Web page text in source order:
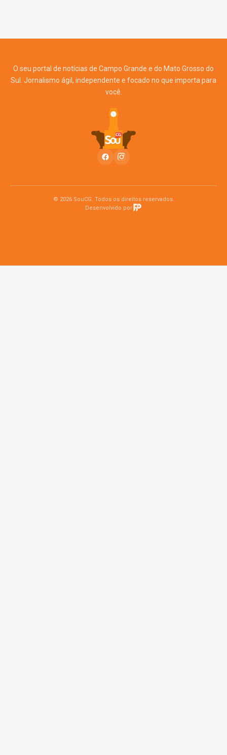
O seu portal de notícias de Campo Grande e do Mato Grosso do
Sul. Jornalismo ágil, independente e focado no que importa para
você.
© 2026 SouCG. Todos os direitos reservados.
Desenvolvido por